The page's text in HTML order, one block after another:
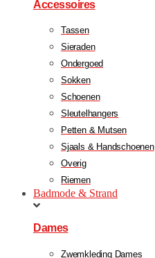
Accessoires
Tassen
Sieraden
Ondergoed
Sokken
Schoenen
Sleutelhangers
Petten & Mutsen
Sjaals & Handschoenen
Overig
Riemen
Badmode & Strand
Dames
Zwemkleding Dames